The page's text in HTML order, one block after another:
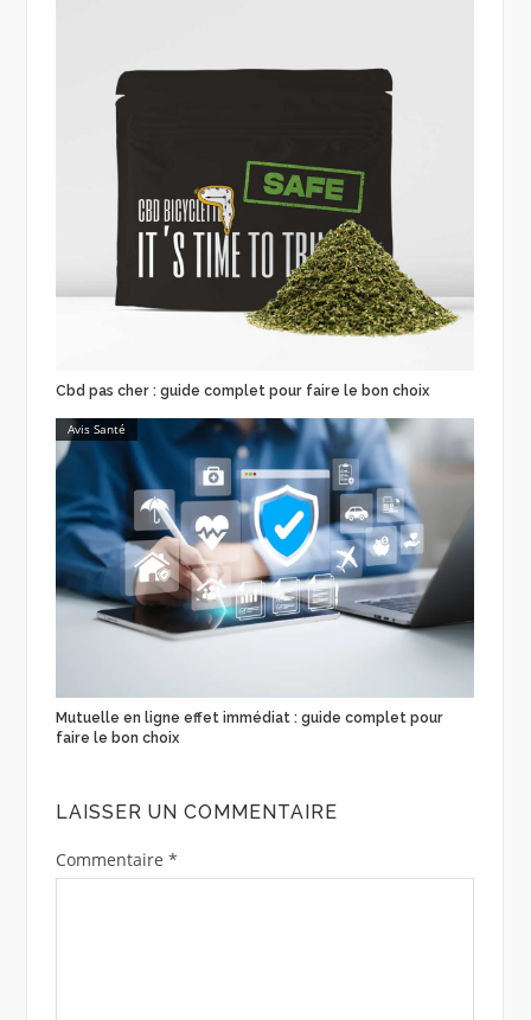
Cbd pas cher : guide complet pour faire le bon choix
Avis Santé
Mutuelle en ligne effet immédiat : guide complet pour
faire le bon choix
LAISSER UN COMMENTAIRE
Commentaire *